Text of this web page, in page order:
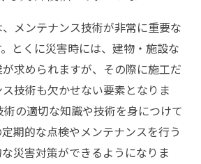
メンテナンス技術が非常に重要な
とくに災害時には、建物・施設な
求められますが、その際に施工だ
技術も欠かせない要素となりま
の適切な知識や技術を身につけて
期的な点検やメンテナンスを行う
災害対策ができるようになりま